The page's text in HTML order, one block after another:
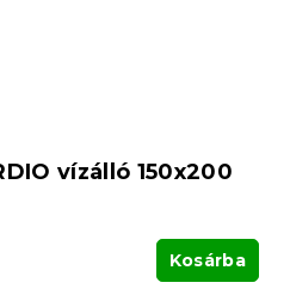
vízálló 150x200
Kosárba